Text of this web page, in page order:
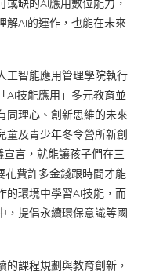
缺的AI應用數位能力，
解AI的運作，也能在未來
工智能應用管理學院執行
AI技能應用」多元教育並
同理心、創新思維的未來
童及青少年冬令營所新創
宣言，就能讓孩子們在三
花費許多金錢跟時間才能
的環境中學習AI技能，而
，提倡永續環保意識等國
課程規劃與教育創新，